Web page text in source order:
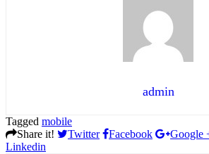
admin
Tagged mobile
Share it!
Twitter Facebook Google
Linkedin